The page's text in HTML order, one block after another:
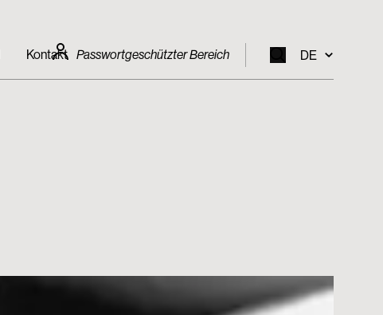
Kontakt Passwortgeschützter Bereich DE